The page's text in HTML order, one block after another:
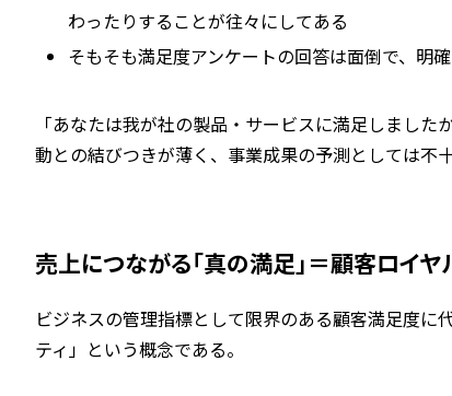
わったりすることが往々にしてある
そもそも満足度アンケートの回答は面倒で、明
「あなたは我が社の製品・サービスに満足しまし
動との結びつきが薄く、事業成果の予測としては不
売上につながる「真の満足」＝顧客ロイヤ
ビジネスの管理指標として限界のある顧客満足度
ティ」という概念である。